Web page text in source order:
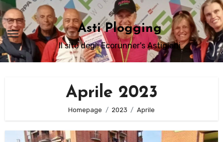
Passa
al
contenuto
Asti Plogging
Il sito degli Ecorunner's Astigiani
Aprile 2023
Homepage 2023 Aprile